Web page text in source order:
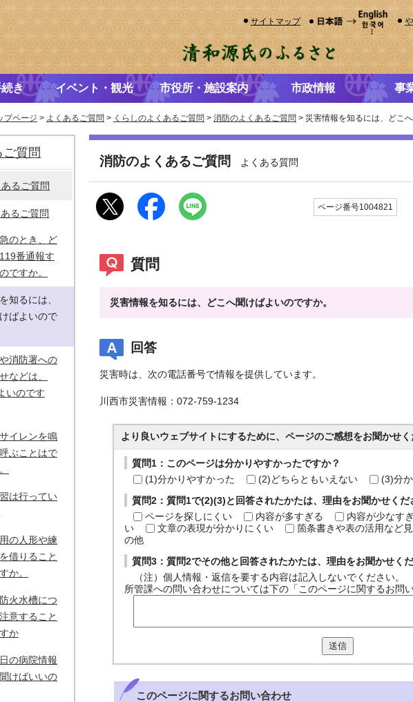
サイトマップ
き イベント・観光 市役所・施設案内 市政情報 事
プページ > よくあるご質問 > くらしのよくあるご質問 > 消防のよくあるご質問 > 災害情報を知るには、どこ
消防のよくあるご質問 よくある質問
ページ番号1004821
質問
災害情報を知るには、どこへ聞けばよいのですか。
回答
災害時は、次の電話番号で情報を提供しています。
川西市災害情報：072-759-1234
より良いウェブサイトにするために、ページのご感想をお聞かせく
質問1：このページは分かりやすかったですか？
(1)分かりやすかった
(2)どちらともいえない (3)分
質問2：質問1で(2)(3)と回答されたかたは、理由をお聞かせくだ
ページを探しにくい
内容が多すぎる 内容が少なす
い
文章の表現が分かりにくい 箇条書きや表の活用など
の他
質問3：質問2でその他と回答されたかたは、理由をお聞かせくだ
（注）個人情報・返信を要する内容は記入しないでください。
所管課への問い合わせについては下の「このページに関するお問い
送信
このページに関するお問い合わせ
ご質問
るご質問
るご質問
のとき、ど
番通報す
ですか。
知るには、
ばよいので
消防署への
などは、
いのです
イレンを鳴
ぶことはで
は行ってい
の人形や練
借りること
か。
火水槽につ
意すること
か
の病院情報
けばいいの